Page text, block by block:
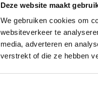
Deze website maakt
We gebruiken cookies om
websiteverkeer te
media, adverteren en
verstrekt of die ze hebben